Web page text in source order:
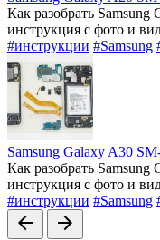
Как разобрать
инструкция с фото и
#инструкции #Samsung
Samsung Galaxy A30
Как разобрать
инструкция с фото и
#инструкции #Samsung
arrow_back arrow_forward